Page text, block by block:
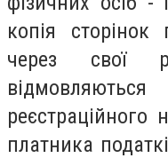
копія сторінок
через свої
реєстраційного
платника